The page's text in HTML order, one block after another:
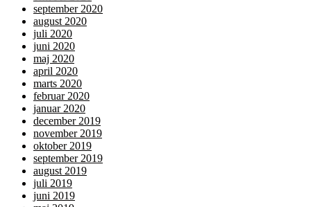
september 2020
august 2020
juli 2020
juni 2020
maj 2020
april 2020
marts 2020
februar 2020
januar 2020
december 2019
november 2019
oktober 2019
september 2019
august 2019
juli 2019
juni 2019